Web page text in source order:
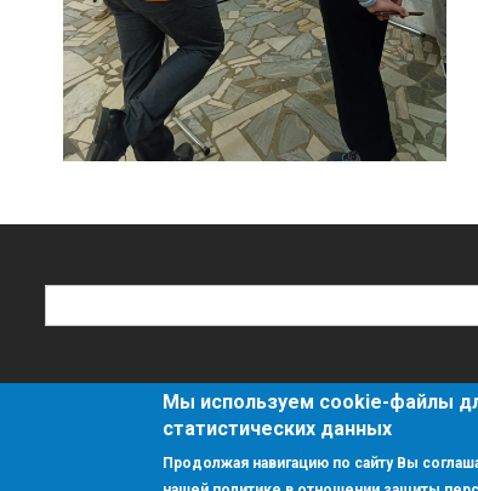
© 2018 - 2025 ФГБНУ НИИНА им. Г.Ф. Гаузе
Мы используем cookie-файлы
статистических данных
Продолжая навигацию по сайту Вы